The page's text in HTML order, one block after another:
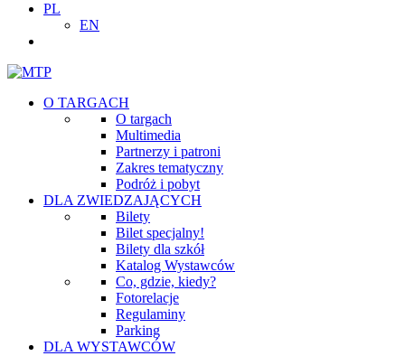
PL
EN
O TARGACH
O targach
Multimedia
Partnerzy i patroni
Zakres tematyczny
Podróż i pobyt
DLA ZWIEDZAJĄCYCH
Bilety
Bilet specjalny!
Bilety dla szkół
Katalog Wystawców
Co, gdzie, kiedy?
Fotorelacje
Regulaminy
Parking
DLA WYSTAWCÓW